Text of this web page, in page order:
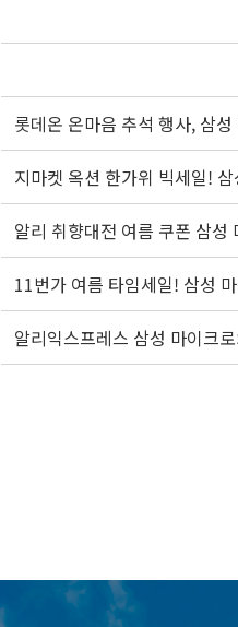
롯데온 온마음 추석 행사, 삼
알리 취향대전 여름 쿠폰 삼
11번가 여름 타임세일! 삼성
알리익스프레스 삼성 마이크